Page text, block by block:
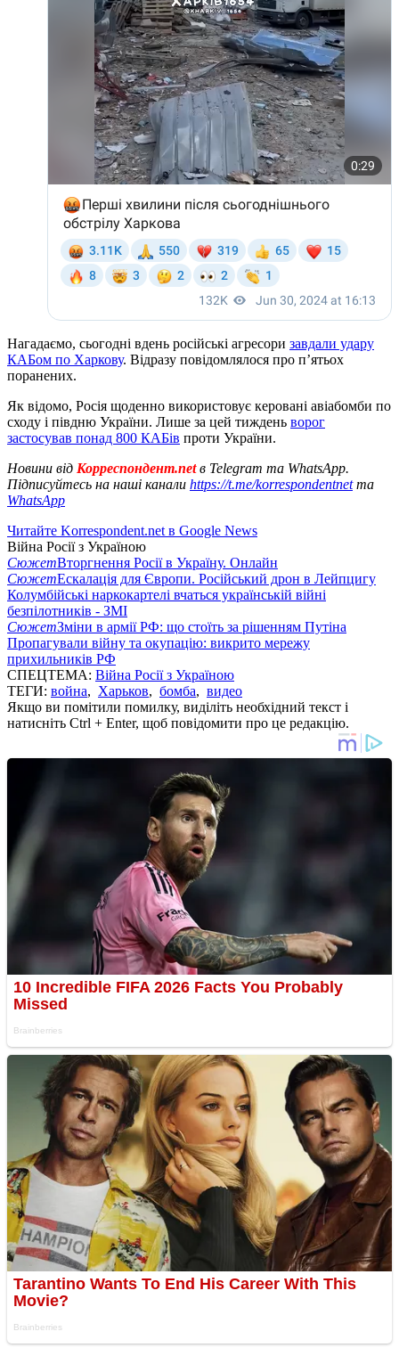
Нагадаємо, сьогодні вдень російські агресори завдали удару
КАБом по Харкову. Відразу повідомлялося про пʼятьох
поранених.
Як відомо, Росія щоденно використовує керовані авіабомби по
сходу і півдню України. Лише за цей тиждень ворог
застосував понад 800 КАБів проти України.
Новини від Корреспондент.netв Telegram та WhatsApp.
Підписуйтесь на наші канали https://t.me/korrespondentnetта
WhatsApp
Читайте Korrespondent.net в Google News
Війна Росії з Україною
СюжетВторгнення Росії в Україну. Онлайн
СюжетЕскалація для Європи. Російський дрон в Лейпцигу
Колумбійські наркокартелі вчаться українській війні
безпілотників - ЗМІ
СюжетЗміни в армії РФ: що стоїть за рішенням Путіна
Пропагували війну та окупацію: викрито мережу
прихильників РФ
СПЕЦТЕМА: Війна Росії з Україною
ТЕГИ: война, Харьков, бомба, видео
Якщо ви помітили помилку, виділіть необхідний текст і
натисніть Ctrl + Enter, щоб повідомити про це редакцію.